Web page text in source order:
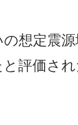
想定震
評価さ